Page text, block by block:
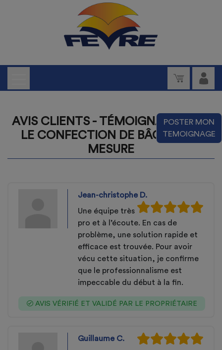
POSTER MON
TEMOIGNAGE
AVIS CLIENTS - TÉMOIGNAGES SUR
LE CONFECTION DE BÂCHE SUR
MESURE
Jean-christophe D.
Une équipe très
pro et à l’écoute. En cas de
problème, une solution rapide et
efficace est trouvée. Pour avoir
vécu cette situation, je confirme
que le professionnalisme est
impeccable du début à la fin.
AVIS VÉRIFIÉ ET VALIDÉ PAR LE PROPRIÉTAIRE
Guillaume C.